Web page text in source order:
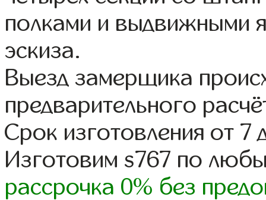
полками и выдвижными
эскиза.
Выезд замерщика
предварительного
Срок изготовления от 7
Изготовим s767 по
рассрочка 0% без